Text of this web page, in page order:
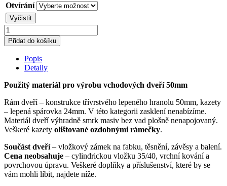
Otvírání
Vyčistit
Vstupní
bytové
dveře
dřevěné
Pataikos
quantity
Přidat do košíku
Popis
Detaily
Použitý materiál pro výrobu vchodových dveří 50mm
Rám dveří – konstrukce třívrstvého lepeného hranolu 50mm, kazety
– lepená spárovka 24mm. V této kategorii zasklení nenabízíme.
Materiál dveří výhradně smrk masiv bez vad plošně nenapojovaný.
Veškeré kazety olištované ozdobnými rámečky.
Součást dveří– vložkový zámek na fabku, těsnění, závěsy a balení.
Cena neobsahuje – cylindrickou vložku 35/40, vrchní kování a
povrchovou úpravu. Veškeré doplňky a příslušenství, které by se
vám mohli líbit, najdete níže.